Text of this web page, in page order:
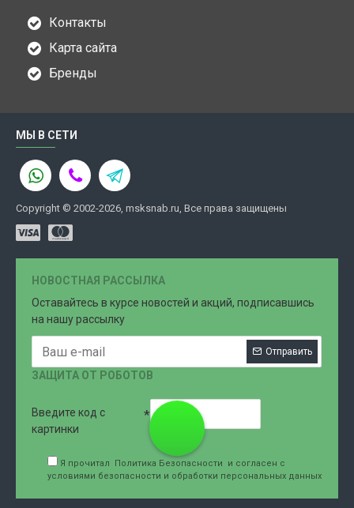
Контакты
Карта сайта
Бренды
МЫ В СЕТИ
Copyright © 2002-2026, msksnab.ru, Все права защищены
НОВОСТНАЯ РАССЫЛКА
Оставайтесь в курсе новостей и акций, подписавшись
на нашу рассылку
Отправить
ЗАЩИТА ОТ РОБОТОВ
Введите код с
картинки
Я прочитал Политика Безопасности
и согласен с
условиями безопасности и обработки персональных данных
707-76-